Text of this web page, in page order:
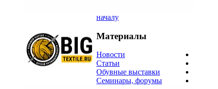
началу
Материалы
Новости
Статьи
Обувные выставки
Семинары, форумы